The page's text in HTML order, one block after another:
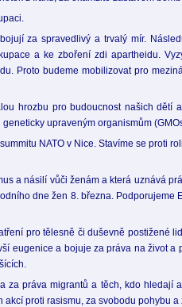
za spravedlivý a trvalý mír.
a ke zboření zdi apartheidu.
Proto budeme mobilizovat pro
hrozbu pro budoucnost našich
upraveným organismům
NATO v Nice. Stavíme se proti
a násilí vůči ženám a která uznává
dne žen 8. března.
pro tělesně či duševně postižené
eugenice a bojuje za práva na život
za práva migrantů a těch, kdo
proti rasismu, za svobodu pohybu